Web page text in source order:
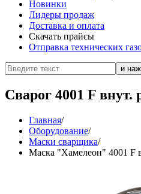
Новинки
Лидеры продаж
Доставка и оплата
Скачать прайсы
Отправка технических
Сварог 4001 F внут.
Главная/
Оборудование/
Маски сварщика/
Маска "Хамелеон" 4001 F